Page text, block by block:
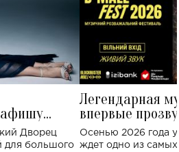
афишу
Дворце
Дворец
для большого
Легендарная
впервые
Украине: где
Осенью 2026 года
ждет одно из